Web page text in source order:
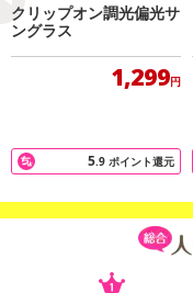
クリップオン調光偏光サ
ングラス
1,299円
5.9 ポイント還元